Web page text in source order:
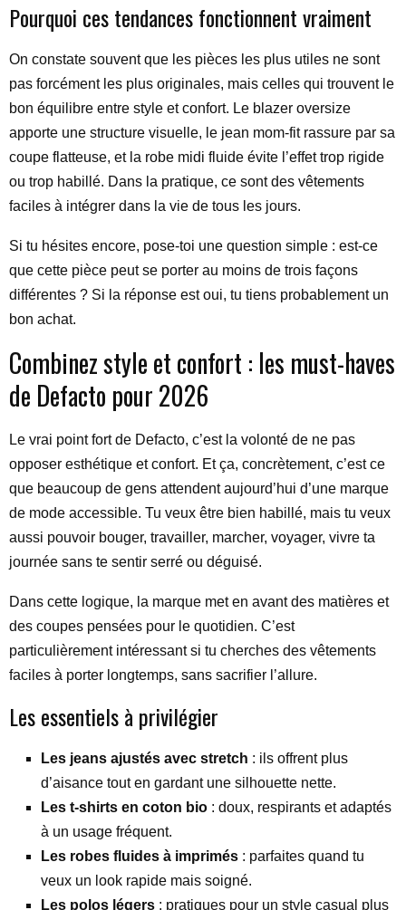
Pourquoi ces tendances fonctionnent vraiment
On constate souvent que les pièces les plus utiles ne sont
pas forcément les plus originales, mais celles qui trouvent le
bon équilibre entre style et confort. Le blazer oversize
apporte une structure visuelle, le jean mom-fit rassure par sa
coupe flatteuse, et la robe midi fluide évite l’effet trop rigide
ou trop habillé. Dans la pratique, ce sont des vêtements
faciles à intégrer dans la vie de tous les jours.
Si tu hésites encore, pose-toi une question simple : est-ce
que cette pièce peut se porter au moins de trois façons
différentes ? Si la réponse est oui, tu tiens probablement un
bon achat.
Combinez style et confort : les must-haves
de Defacto pour 2026
Le vrai point fort de Defacto, c’est la volonté de ne pas
opposer esthétique et confort. Et ça, concrètement, c’est ce
que beaucoup de gens attendent aujourd’hui d’une marque
de mode accessible. Tu veux être bien habillé, mais tu veux
aussi pouvoir bouger, travailler, marcher, voyager, vivre ta
journée sans te sentir serré ou déguisé.
Dans cette logique, la marque met en avant des matières et
des coupes pensées pour le quotidien. C’est
particulièrement intéressant si tu cherches des vêtements
faciles à porter longtemps, sans sacrifier l’allure.
Les essentiels à privilégier
Les jeans ajustés avec stretch : ils offrent plus
d’aisance tout en gardant une silhouette nette.
Les t-shirts en coton bio : doux, respirants et adaptés
à un usage fréquent.
Les robes fluides à imprimés : parfaites quand tu
veux un look rapide mais soigné.
Les polos légers : pratiques pour un style casual plus